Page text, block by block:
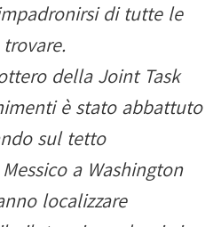
di tutte le
della Joint Task
è stato abbattuto
sul tetto
a Washington
localizzare